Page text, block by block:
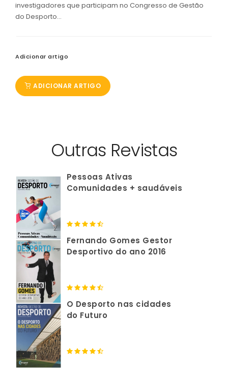
investigadores que participam no Congresso de Gestão
do Desporto...
Adicionar artigo
ADICIONAR ARTIGO
Outras Revistas
Pessoas Ativas
Comunidades + saudáveis
Fernando Gomes Gestor
Desportivo do ano 2016
O Desporto nas cidades
do Futuro